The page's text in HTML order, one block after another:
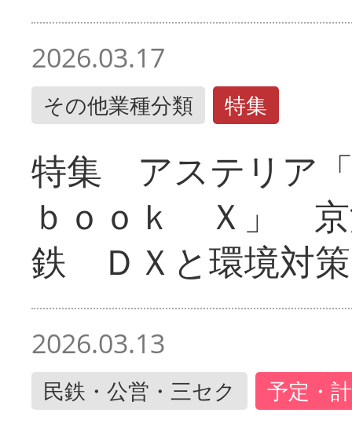
2026.03.17
その他業種分類 特集
特集 アステリア
ｂｏｏｋ Ｘ」 京
鉄 ＤＸと環境対策
2026.03.13
民鉄・公営・三セク 予定・